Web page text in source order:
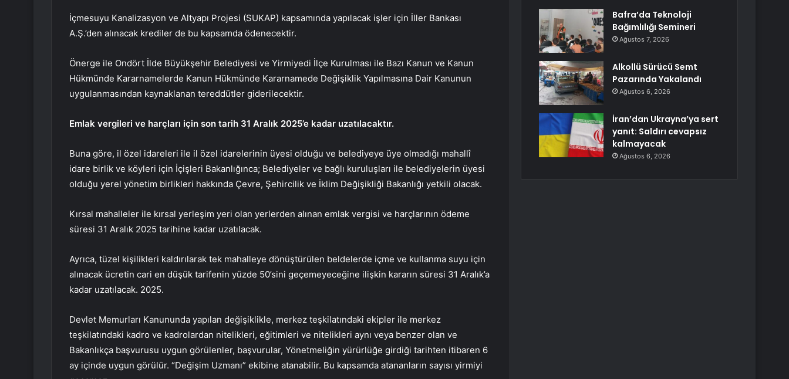
İçmesuyu Kanalizasyon ve Altyapı Projesi (SUKAP) kapsamında yapılacak işler için İller Bankası
A.Ş.’den alınacak krediler de bu kapsamda ödenecektir.
Önerge ile Ondört İlde Büyükşehir Belediyesi ve Yirmiyedi İlçe Kurulması ile Bazı Kanun ve Kanun
Hükmünde Kararnamelerde Kanun Hükmünde Kararnamede Değişiklik Yapılmasına Dair Kanunun
uygulanmasından kaynaklanan tereddütler giderilecektir.
Emlak vergileri ve harçları için son tarih 31 Aralık 2025’e kadar uzatılacaktır.
Buna göre, il özel idareleri ile il özel idarelerinin üyesi olduğu ve belediyeye üye olmadığı mahallî
idare birlik ve köyleri için İçişleri Bakanlığınca; Belediyeler ve bağlı kuruluşları ile belediyelerin üyesi
olduğu yerel yönetim birlikleri hakkında Çevre, Şehircilik ve İklim Değişikliği Bakanlığı yetkili olacak.
Kırsal mahalleler ile kırsal yerleşim yeri olan yerlerden alınan emlak vergisi ve harçlarının ödeme
süresi 31 Aralık 2025 tarihine kadar uzatılacak.
Ayrıca, tüzel kişilikleri kaldırılarak tek mahalleye dönüştürülen beldelerde içme ve kullanma suyu için
alınacak ücretin cari en düşük tarifenin yüzde 50’sini geçemeyeceğine ilişkin kararın süresi 31 Aralık’a
kadar uzatılacak. 2025.
Devlet Memurları Kanununda yapılan değişiklikle, merkez teşkilatındaki ekipler ile merkez
teşkilatındaki kadro ve kadrolardan nitelikleri, eğitimleri ve nitelikleri aynı veya benzer olan ve
Bakanlıkça başvurusu uygun görülenler, başvurular, Yönetmeliğin yürürlüğe girdiği tarihten itibaren 6
ay içinde uygun görülür. “Değişim Uzmanı” ekibine atanabilir. Bu kapsamda atananların sayısı yirmiyi
Bafra’da Teknoloji
Bağımlılığı Semineri
Ağustos 7, 2026
Alkollü Sürücü Semt
Pazarında Yakalandı
Ağustos 6, 2026
İran’dan Ukrayna’ya sert
yanıt: Saldırı cevapsız
kalmayacak
Ağustos 6, 2026